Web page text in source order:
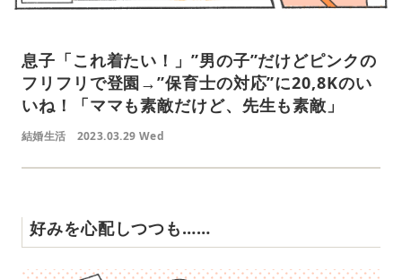
息子「これ着たい！」”男の子”だけどピンクの
フリフリで登園→”保育士の対応”に20,8Kのい
いね！「ママも素敵だけど、先生も素敵」
結婚生活 2023.03.29 Wed
好みを心配しつつも……